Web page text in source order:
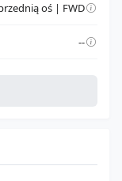
oś | FWD
--